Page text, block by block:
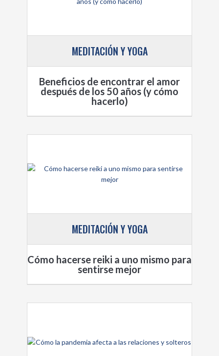
MEDITACIÓN Y YOGA
Beneficios de encontrar el amor
después de los 50 años (y cómo
hacerlo)
MEDITACIÓN Y YOGA
Cómo hacerse reiki a uno mismo para
sentirse mejor